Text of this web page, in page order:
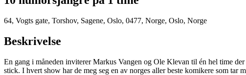
64, Vogts gate, Torshov, Sagene, Oslo, 0477, Norge, Oslo, Norge
Beskrivelse
En gang i måneden inviterer Markus Vangen og Ole Klevan til én hel time
stick. I hvert show har de meg seg en av norges aller beste komikere som